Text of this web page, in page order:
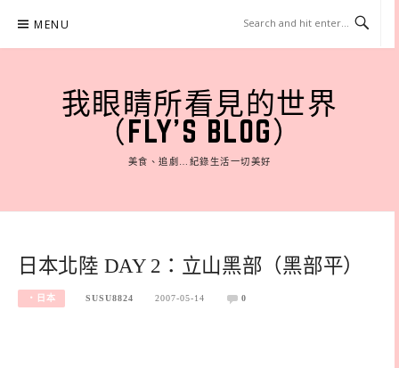
content
MENU
我眼睛所看見的世界
（FLY'S BLOG）
美食、追劇…紀錄生活一切美好
日本北陸 DAY 2：立山黑部（黑部平）
‧日本 SUSU8824 2007-05-14 0